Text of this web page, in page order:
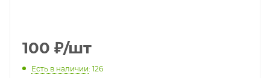
100 ₽/шт
Есть в наличии: 126